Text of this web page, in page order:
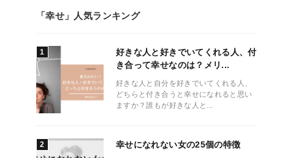
「幸せ」人気ランキング
好きな人と好きでいてくれる人、付
き合って幸せなのは？メリ...
好きな人と自分を好きでいてくれる人、
どちらと付き合うと幸せになれると思い
ますか？誰もが好きな人と...
幸せになれない女の25個の特徴